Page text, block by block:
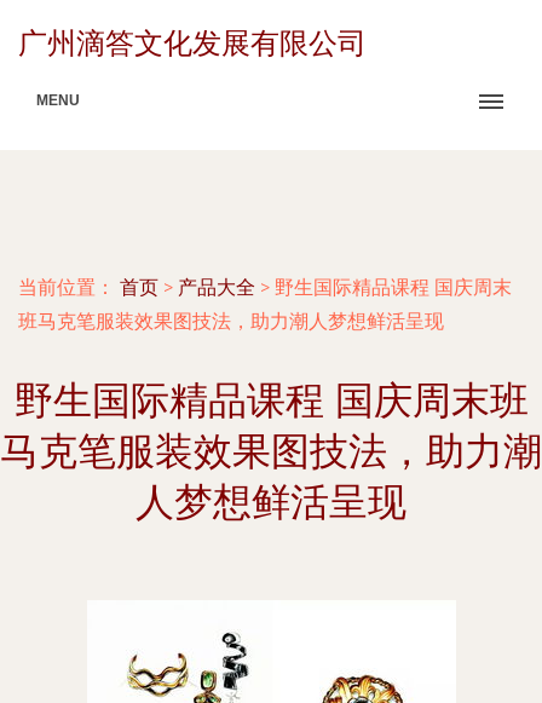
广州滴答文化发展有限公司
MENU
当前位置： 首页 > 产品大全 > 野生国际精品课程 国庆周末
班马克笔服装效果图技法，助力潮人梦想鲜活呈现
野生国际精品课程 国庆周末班
马克笔服装效果图技法，助力潮
人梦想鲜活呈现